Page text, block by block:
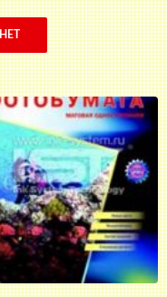
цена
составляла
цена:
165 ₽.
НЕТ